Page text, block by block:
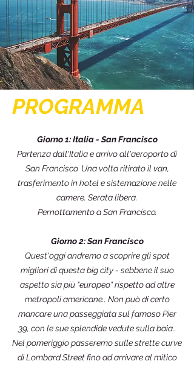
PROGRAMMA
Giorno 1: Italia - San Francisco
Partenza dall'Italia e arrivo all'aeroporto di
San Francisco. Una volta ritirato il van,
trasferimento in hotel e sistemazione nelle
camere. Serata libera.
Pernottamento a San Francisco.
Giorno 2: San Francisco
Quest'oggi andremo a scoprire gli spot
migliori di questa big city - sebbene il suo
aspetto sia più "europeo" rispetto ad altre
metropoli americane.. Non può di certo
mancare una passeggiata sul famoso Pier
39, con le sue splendide vedute sulla baia..
Nel pomeriggio passeremo sulle strette curve
di Lombard Street fino ad arrivare al mitico